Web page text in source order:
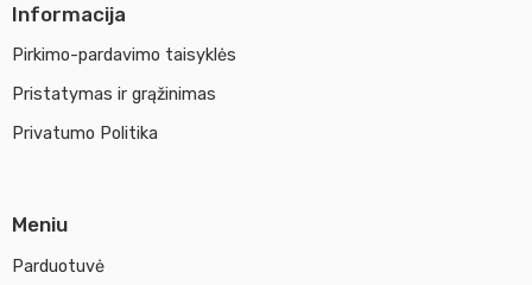
Informacija
Pirkimo-pardavimo taisyklės
Pristatymas ir grąžinimas
Privatumo Politika
Meniu
Parduotuvė